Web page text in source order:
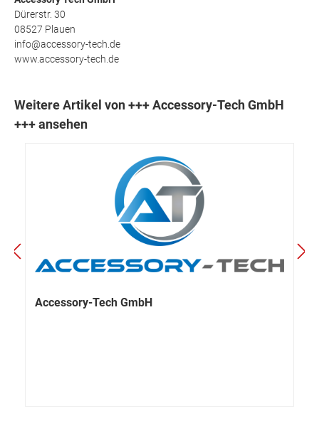
Dürerstr. 30
08527 Plauen
info@accessory-tech.de
www.accessory-tech.de
Weitere Artikel von +++ Accessory-Tech GmbH
+++ ansehen
Accessory-Tech GmbH